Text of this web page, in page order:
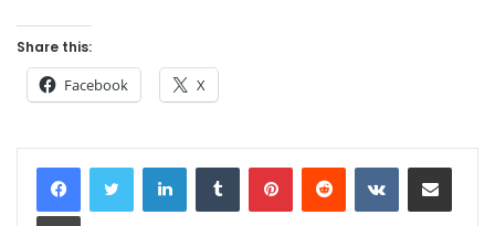
Share this:
Facebook X
LinkedInTumblr PinterestReddit VKontakteShare via Email
Print